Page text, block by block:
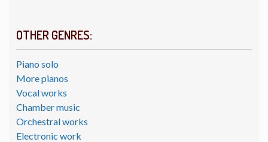
OTHER GENRES:
Piano solo
More pianos
Vocal works
Chamber music
Orchestral works
Electronic work